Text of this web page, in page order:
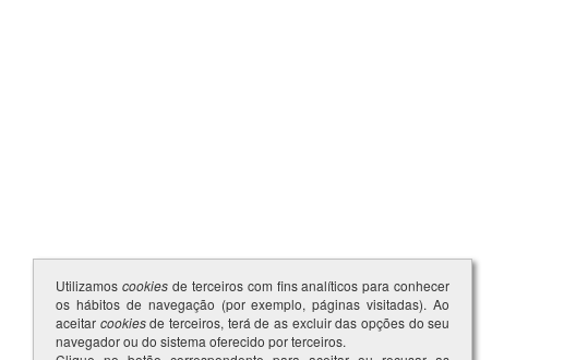
Utilizamos cookiesde terceiros com fins analíticos para conhecer
os hábitos de navegação (por exemplo, páginas visitadas). Ao
aceitar cookiesde terceiros, terá de as excluir das opções do seu
navegador ou do sistema oferecido por terceiros.